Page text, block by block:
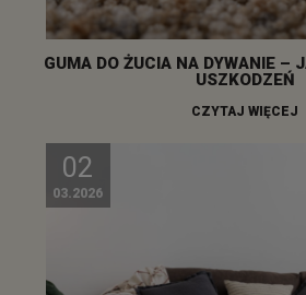
GUMA DO ŻUCIA NA DYWANIE –
USZKODZEŃ
CZYTAJ WIĘCEJ
02
03.2026